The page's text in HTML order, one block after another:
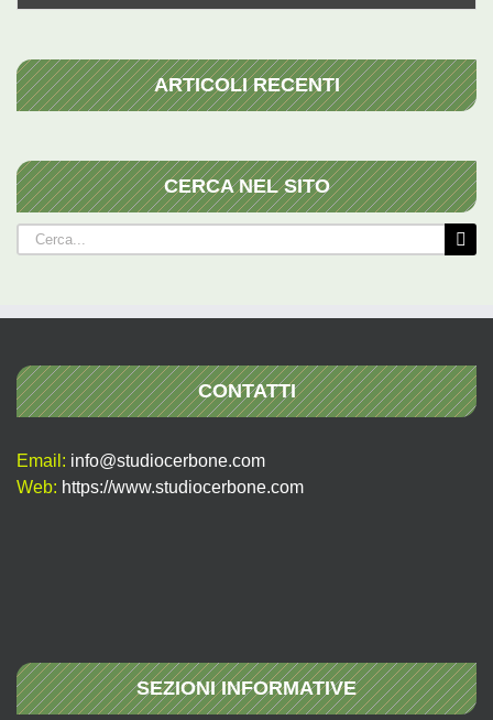
ARTICOLI RECENTI
CERCA NEL SITO
Cerca
per:
CONTATTI
Email: info@studiocerbone.com
Web: https://www.studiocerbone.com
SEZIONI INFORMATIVE